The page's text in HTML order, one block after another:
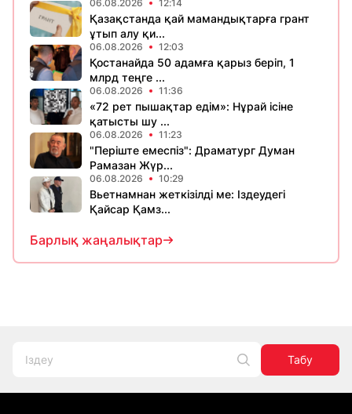
06.08.2026 12:14
Қазақстанда қай мамандықтарға грант
ұтып алу қи...
06.08.2026 12:03
Қостанайда 50 адамға қарыз беріп, 1
млрд теңге ...
06.08.2026 11:36
«72 рет пышақтар едім»: Нұрай ісіне
қатысты шу ...
06.08.2026 11:23
​"Періште емеспіз": Драматург Думан
Рамазан Жүр...
06.08.2026 10:29
Вьетнамнан жеткізілді ме: Іздеудегі
Қайсар Қамз...
Барлық жаңалықтар
Табу